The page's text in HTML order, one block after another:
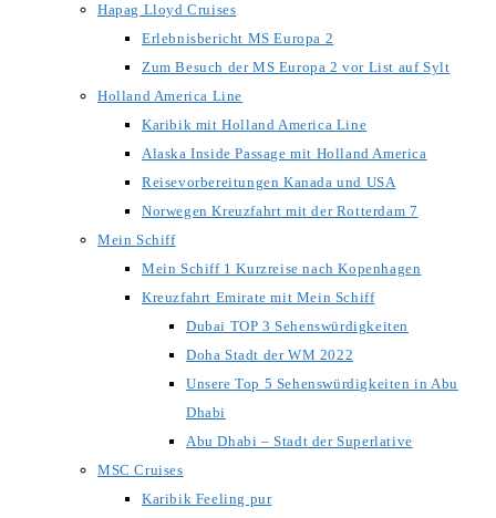
Hapag Lloyd Cruises
Erlebnisbericht MS Europa 2
Zum Besuch der MS Europa 2 vor List auf Sylt
Holland America Line
Karibik mit Holland America Line
Alaska Inside Passage mit Holland America
Reisevorbereitungen Kanada und USA
Norwegen Kreuzfahrt mit der Rotterdam 7
Mein Schiff
Mein Schiff 1 Kurzreise nach Kopenhagen
Kreuzfahrt Emirate mit Mein Schiff
Dubai TOP 3 Sehenswürdigkeiten
Doha Stadt der WM 2022
Unsere Top 5 Sehenswürdigkeiten in Abu
Dhabi
Abu Dhabi – Stadt der Superlative
MSC Cruises
Karibik Feeling pur